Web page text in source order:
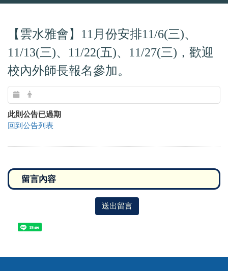
【雲水雅會】11月份安排11/6(三)、
11/13(三)、11/22(五)、11/27(三)，歡迎
校內外師長報名參加。
此則公告已過期
回到公告列表
送出留言
Share